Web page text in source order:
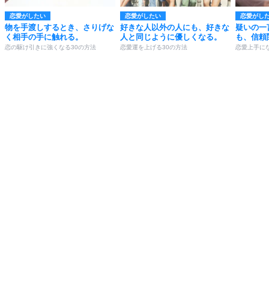
恋愛がしたい
物を手渡しするとき、さりげな
く相手の手に触れる。
恋の駆け引きに強くなる30の方法
恋愛がしたい
好きな人以外の人にも、好きな
人と同じように優しくなる。
恋愛運を上げる30の方法
恋愛がし
疑いの一
も、信
恋愛上手に